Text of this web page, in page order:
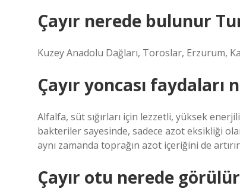
Çayır nerede bulunur
Kuzey Anadolu Dağları, Toroslar, Erzurum,
Çayır yoncası faydaları
Alfalfa, süt sığırları için lezzetli, yüksek
bakteriler sayesinde, sadece azot eksikliği
aynı zamanda toprağın azot içeriğini de
Çayır otu nerede